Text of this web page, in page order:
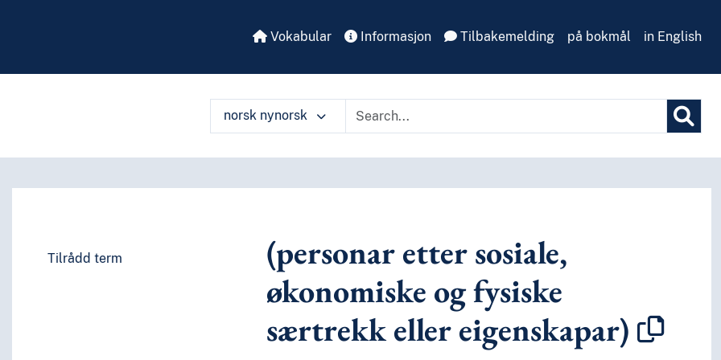
Vokabular Informasjon Tilbakemelding på bokmål in English
norsk nynorsk
Tilrådd term
(personar etter sosiale,
økonomiske og fysiske
særtrekk eller eigenskapar)